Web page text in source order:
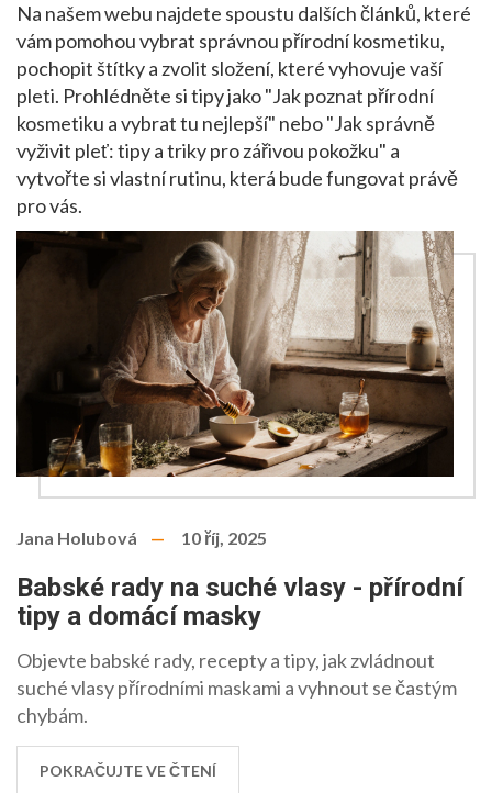
Na našem webu najdete spoustu dalších článků, které
vám pomohou vybrat správnou přírodní kosmetiku,
pochopit štítky a zvolit složení, které vyhovuje vaší
pleti. Prohlédněte si tipy jako "Jak poznat přírodní
kosmetiku a vybrat tu nejlepší" nebo "Jak správně
vyživit pleť: tipy a triky pro zářivou pokožku" a
vytvořte si vlastní rutinu, která bude fungovat právě
pro vás.
Jana Holubová 10 říj, 2025
Babské rady na suché vlasy - přírodní
tipy a domácí masky
Objevte babské rady, recepty a tipy, jak zvládnout
suché vlasy přírodními maskami a vyhnout se častým
chybám.
POKRAČUJTE VE ČTENÍ